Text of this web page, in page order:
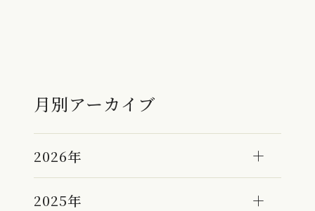
月別アーカイブ
2026年
2025年